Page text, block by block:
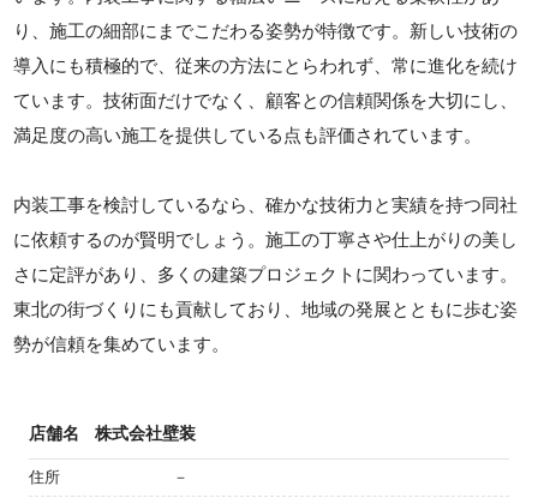
り、施工の細部にまでこだわる姿勢が特徴です。新しい技術の
導入にも積極的で、従来の方法にとらわれず、常に進化を続け
ています。技術面だけでなく、顧客との信頼関係を大切にし、
満足度の高い施工を提供している点も評価されています。
内装工事を検討しているなら、確かな技術力と実績を持つ同社
に依頼するのが賢明でしょう。施工の丁寧さや仕上がりの美し
さに定評があり、多くの建築プロジェクトに関わっています。
東北の街づくりにも貢献しており、地域の発展とともに歩む姿
勢が信頼を集めています。
店舗名 株式会社壁装
住所 －